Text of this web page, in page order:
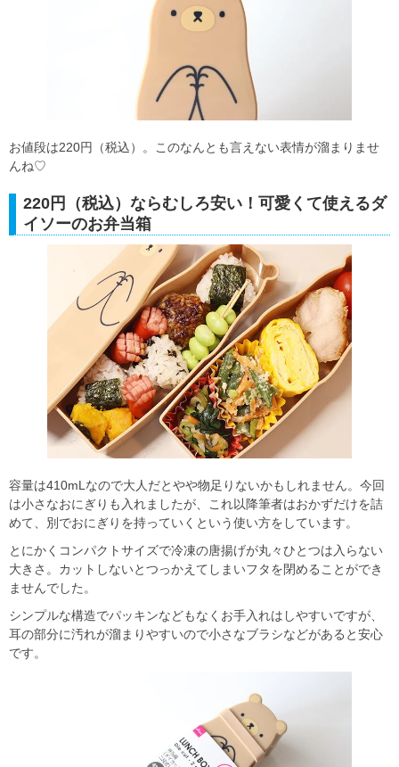
お値段は220円（税込）。このなんとも言えない表情が溜まりませ
んね♡
220円（税込）ならむしろ安い！可愛くて使えるダ
イソーのお弁当箱
容量は410mLなので大人だとやや物足りないかもしれません。今回
は小さなおにぎりも入れましたが、これ以降筆者はおかずだけを詰
めて、別でおにぎりを持っていくという使い方をしています。
とにかくコンパクトサイズで冷凍の唐揚げが丸々ひとつは入らない
大きさ。カットしないとつっかえてしまいフタを閉めることができ
ませんでした。
シンプルな構造でパッキンなどもなくお手入れはしやすいですが、
耳の部分に汚れが溜まりやすいので小さなブラシなどがあると安心
です。